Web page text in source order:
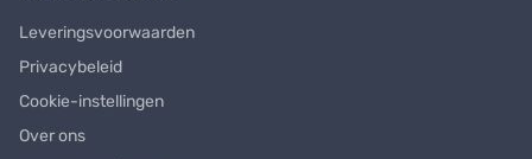
Leveringsvoorwaarden
Privacybeleid
Cookie-instellingen
Over ons